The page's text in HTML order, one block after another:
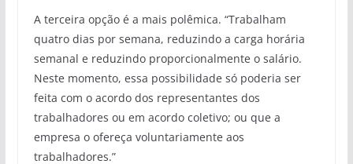
A terceira opção é a mais polêmica. “Trabalham
quatro dias por semana, reduzindo a carga horária
semanal e reduzindo proporcionalmente o salário.
Neste momento, essa possibilidade só poderia ser
feita com o acordo dos representantes dos
trabalhadores ou em acordo coletivo; ou que a
empresa o ofereça voluntariamente aos
trabalhadores.”